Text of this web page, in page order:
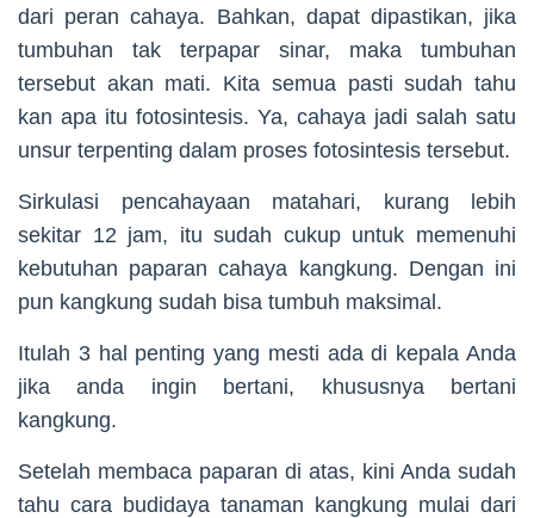
dari peran cahaya. Bahkan, dapat dipastikan, jika
tumbuhan tak terpapar sinar, maka tumbuhan
tersebut akan mati. Kita semua pasti sudah tahu
kan apa itu fotosintesis. Ya, cahaya jadi salah satu
unsur terpenting dalam proses fotosintesis tersebut.
Sirkulasi pencahayaan matahari, kurang lebih
sekitar 12 jam, itu sudah cukup untuk memenuhi
kebutuhan paparan cahaya kangkung. Dengan ini
pun kangkung sudah bisa tumbuh maksimal.
Itulah 3 hal penting yang mesti ada di kepala Anda
jika anda ingin bertani, khususnya bertani
kangkung.
Setelah membaca paparan di atas, kini Anda sudah
tahu cara budidaya tanaman kangkung mulai dari